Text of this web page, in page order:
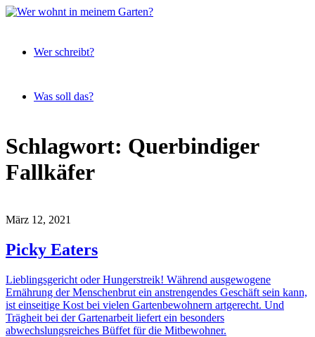
wohnt
meinem
vor der
Terrassentür
Wer schreibt?
Was soll das?
Skip
to
content
Schlagwort: Querbindiger
Fallkäfer
März 12, 2021
Picky Eaters
Lieblingsgericht oder Hungerstreik! Während ausgewogene
Ernährung der Menschenbrut ein anstrengendes Geschäft sein kann,
ist einseitige Kost bei vielen Gartenbewohnern artgerecht. Und
Trägheit bei der Gartenarbeit liefert ein besonders
abwechslungsreiches Büffet für die Mitbewohner.